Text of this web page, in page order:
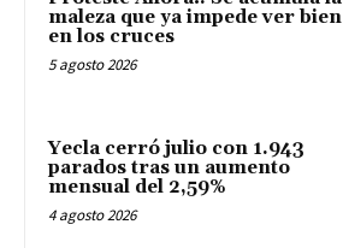
maleza que ya impede ver bien
en los cruces
5 agosto 2026
Yecla cerró julio con 1.943
parados tras un aumento
mensual del 2,59%
4 agosto 2026